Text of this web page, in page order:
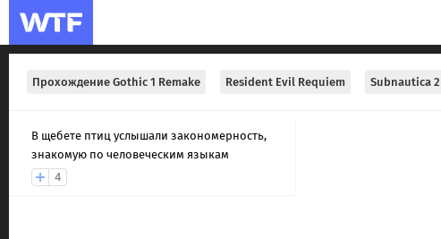
Прохождение Gothic 1 Remake Resident Evil Requiem Subnautica 2
В щебете птиц услышали закономерность,
знакомую по человеческим языкам
4